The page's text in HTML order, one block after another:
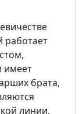
работает
имеет
брата,
линии,